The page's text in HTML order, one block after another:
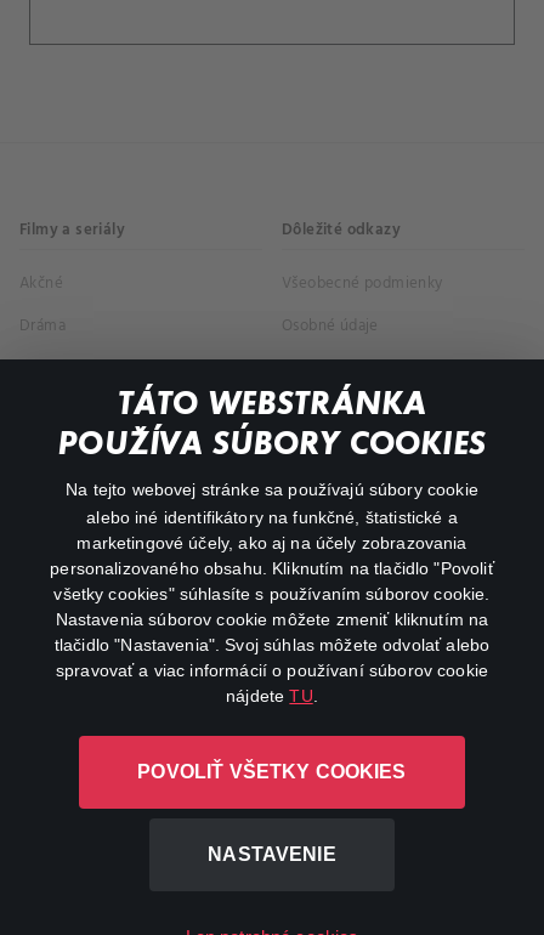
TÁTO WEBSTRÁNKA
POUŽÍVA SÚBORY COOKIES
Na tejto webovej stránke sa používajú súbory cookie
alebo iné identifikátory na funkčné, štatistické a
marketingové účely, ako aj na účely zobrazovania
personalizovaného obsahu. Kliknutím na tlačidlo "Povoliť
všetky cookies" súhlasíte s používaním súborov cookie.
Nastavenia súborov cookie môžete zmeniť kliknutím na
tlačidlo "Nastavenia". Svoj súhlas môžete odvolať alebo
spravovať a viac informácií o používaní súborov cookie
nájdeteTU
POVOLIŤ VŠETKY COOKIES
NASTAVENIE
Filmy a seriály
Akčné
Dráma
Dôležité odkazy
Všeobecné podmienky
Osobné údaje
O aplikácii Canal+
Canal+ Luxembourg S. à r.l. so sídlom Rue Albert Borschette 4,